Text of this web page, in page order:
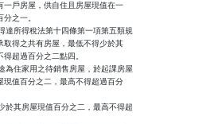
一戶房屋，供自住且房屋現值在一
分之一。
達所得稅法第十四條第一項第五類規
取得之共有房屋，最低不得少於其
得超過百分之二點四。
為住家用之待銷售房屋，於起課房屋
現值百分之二，最高不得超過百分
於其房屋現值百分之二，最高不得超